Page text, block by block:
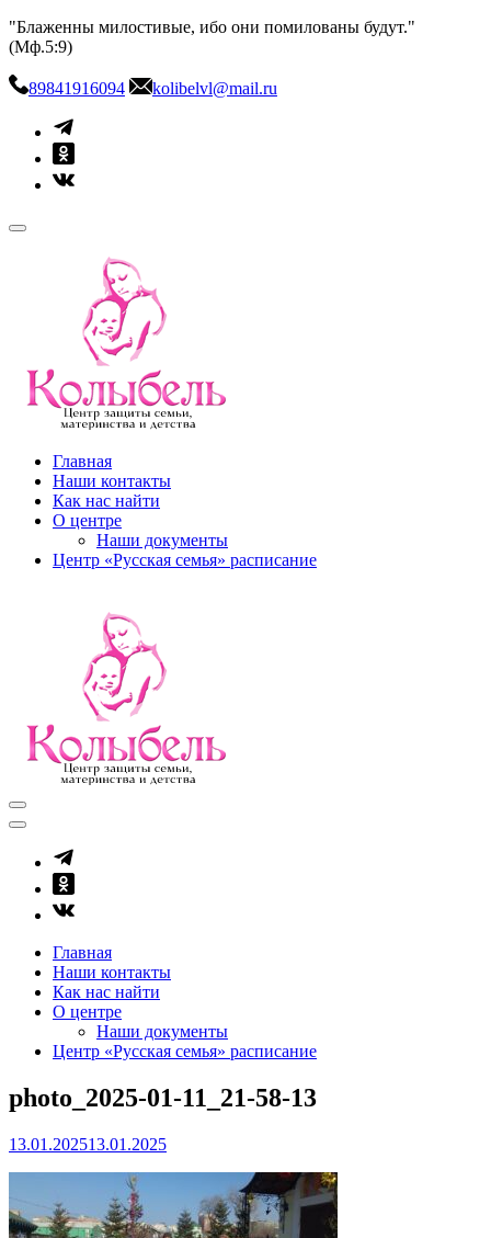
Skip
to
"Блаженны милостивые, ибо они помилованы будут."
(Мф.5:9)
89841916094 kolibelvl@mail.ru
kolibel-vl.ru
Центр защиты семьи, материнства и детства
Главная
Наши контакты
Как нас найти
О центре
Наши документы
Центр «Русская семья» расписание
Главная
Наши контакты
Как нас найти
О центре
Наши документы
Центр «Русская семья» расписание
photo_2025-01-11_21-58-13
13.01.202513.01.2025